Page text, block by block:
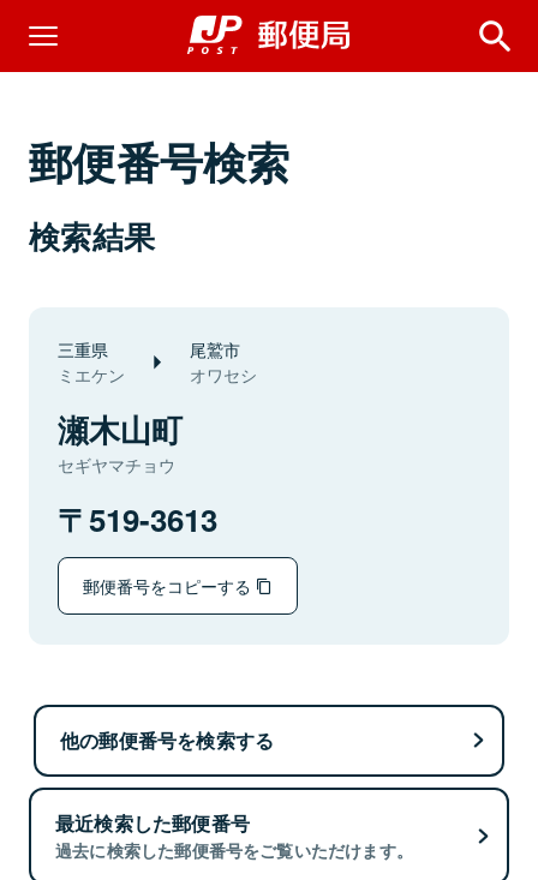
郵便番号検索
検索結果
三重県
ミエケン
尾鷲市
オワセシ
瀬木山町
セギヤマチョウ
519-3613
郵便番号をコピーする
他の郵便番号を検索する
最近検索した郵便番号
過去に検索した郵便番号をご覧いただけます。